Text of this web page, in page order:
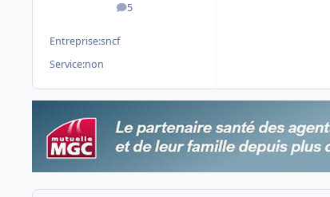
5
messages
Entreprise:sncf
Service:non